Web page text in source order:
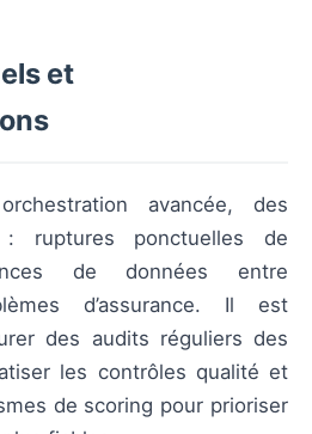
et
avancée, des
: ruptures ponctuelles de
de données entre
d’assurance. Il est
des audits réguliers des
les contrôles qualité et
de scoring pour prioriser